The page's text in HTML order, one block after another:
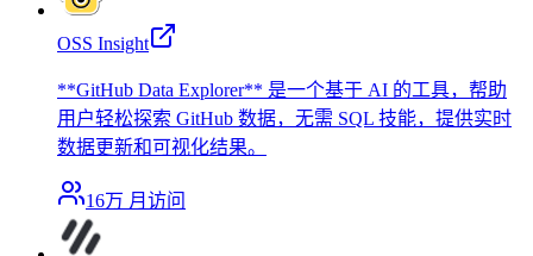
OSS Insight
**GitHub Data Explorer** 是一个基于 AI 的工具，帮助
用户轻松探索 GitHub 数据，无需 SQL 技能，提供实时
数据更新和可视化结果。
16万 月访问